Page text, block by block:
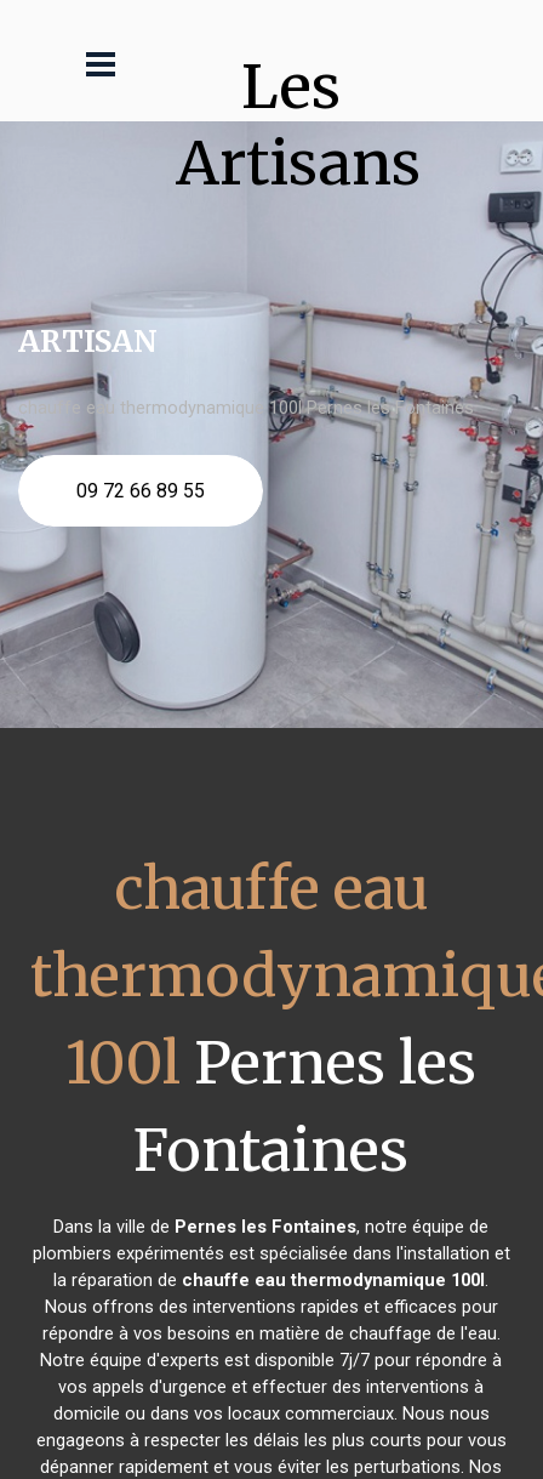
Les
Artisans
ARTISAN
chauffe eau thermodynamique 100l Pernes les Fontaines
09 72 66 89 55
chauffe eau
100l Pernes les
Fontaines
Dans la ville de Pernes les Fontaines, notre équipe de
plombiers expérimentés est spécialisée dans l'installation et
la réparation de chauffe eau thermodynamique 100l.
Nous offrons des interventions rapides et efficaces pour
répondre à vos besoins en matière de chauffage de l'eau.
Notre équipe d'experts est disponible 7j/7 pour répondre à
vos appels d'urgence et effectuer des interventions à
domicile ou dans vos locaux commerciaux. Nous nous
engageons à respecter les délais les plus courts pour vous
dépanner rapidement et vous éviter les perturbations. Nos